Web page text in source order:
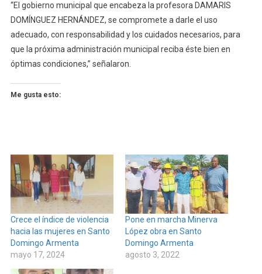
“El gobierno municipal que encabeza la profesora DAMARIS
DOMÍNGUEZ HERNÁNDEZ, se compromete a darle el uso
adecuado, con responsabilidad y los cuidados necesarios, para
que la próxima administración municipal reciba éste bien en
óptimas condiciones,” señalaron.
Me gusta esto:
Crece el índice de violencia
hacia las mujeres en Santo
Domingo Armenta
mayo 17, 2024
Pone en marcha Minerva
López obra en Santo
Domingo Armenta
agosto 3, 2022